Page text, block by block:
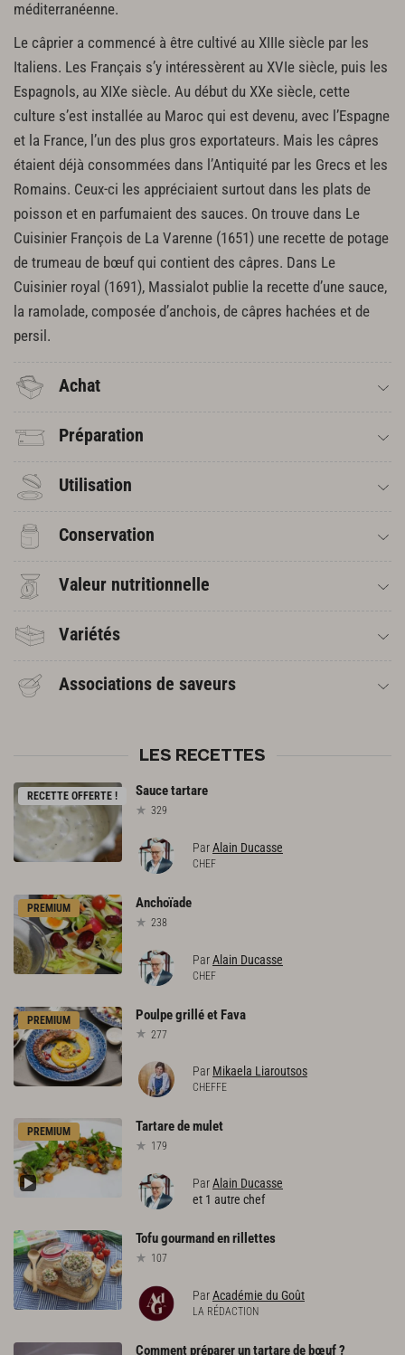
méditerranéenne.
Le câprier a commencé à être cultivé au XIIIe siècle par les
Italiens. Les Français s’y intéressèrent au XVIe siècle, puis les
Espagnols, au XIXe siècle. Au début du XXe siècle, cette
culture s’est installée au Maroc qui est devenu, avec l’Espagne
et la France, l’un des plus gros exportateurs. Mais les câpres
étaient déjà consommées dans l’Antiquité par les Grecs et les
Romains. Ceux-ci les appréciaient surtout dans les plats de
poisson et en parfumaient des sauces. On trouve dans Le
Cuisinier François de La Varenne (1651) une recette de potage
de trumeau de bœuf qui contient des câpres. Dans Le
Cuisinier royal (1691), Massialot publie la recette d’une sauce,
la ramolade, composée d’anchois, de câpres hachées et de
persil.
Achat
Préparation
Utilisation
Conservation
Valeur nutritionnelle
Variétés
Associations de saveurs
LES RECETTES
RECETTE OFFERTE ! Saucetartare
329
ParAlain Ducasse
CHEF
PREMIUM Anchoïade
238
ParAlain Ducasse
CHEF
PREMIUM Poulpegrilléet Fava
277
Par Mikaela Liaroutsos
CHEFFE
PREMIUM Tartaredemulet
179
ParAlain Ducasse
et 1 autre chef
Tofugourmand enrillettes
107
ParAcadémie du Goût
LA RÉDACTION
Commentprépareruntartarede bœuf?